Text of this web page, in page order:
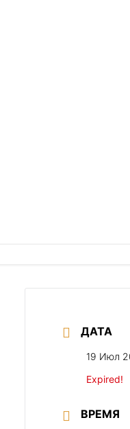
ДАТА
19 Июл
Expired!
ВРЕМЯ